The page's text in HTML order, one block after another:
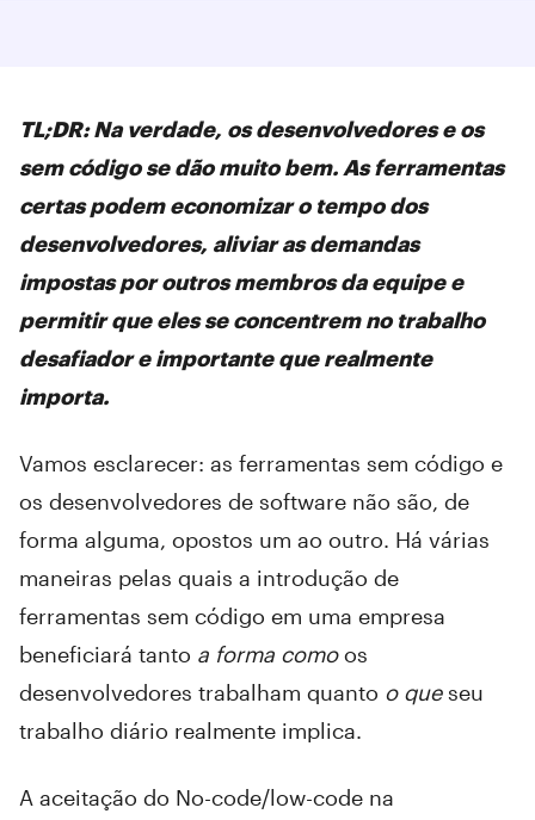
TL;DR: Na verdade, os desenvolvedores e os
sem código se dão muito bem. As ferramentas
certas podem economizar o tempo dos
desenvolvedores, aliviar as demandas
impostas por outros membros da equipe e
permitir que eles se concentrem no trabalho
desafiador e importante que realmente
importa.
Vamos esclarecer: as ferramentas sem código e
os desenvolvedores de software não são, de
forma alguma, opostos um ao outro. Há várias
maneiras pelas quais a introdução de
ferramentas sem código em uma empresa
beneficiará tanto a forma comoos
desenvolvedores trabalham quanto o queseu
trabalho diário realmente implica.
A aceitação do No-code/low-code na